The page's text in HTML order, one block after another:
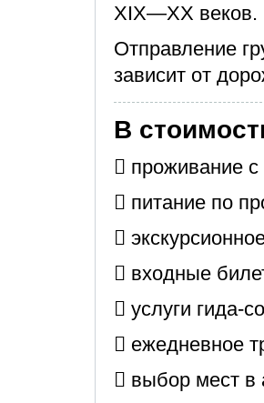
XIX—XX веков.
Отправление
зависит от
В
 проживание
 питание по

 входные
 услуги гида-
 ежедневное
 выбор мест в